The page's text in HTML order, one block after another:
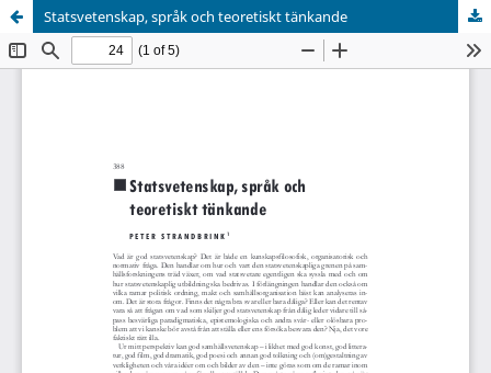
Statsvetenskap, språk och teoretiskt tänkande